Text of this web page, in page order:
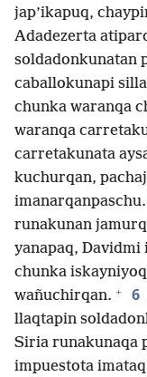
jap’ikapuq,
Adadezerta
soldadonkunatan
caballokunapi
chunka waranqa
waranqa
carretakunata
kuchurqan,
imanarqanpaschu.
runakunan
yanapaq, Davidmi
chunka
wañuchirqan. + 6
llaqtapin
Siria runakunaqa
impuestota